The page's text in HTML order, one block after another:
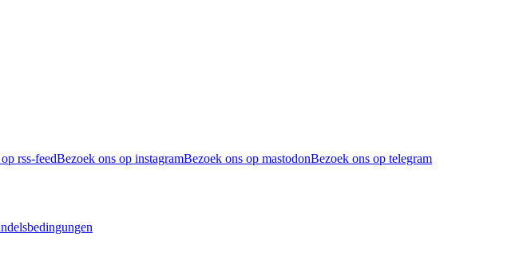
rss-feedBezoek ons op instagramBezoek ons op mastodonBezoek ons op telegram